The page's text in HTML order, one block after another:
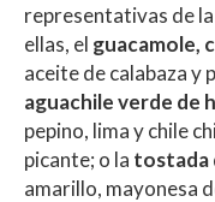
representativas de
ellas, el guacamole,
aceite de calabaza y
aguachile verde de
pepino, lima y chile
picante; o la tostada
amarillo, mayonesa